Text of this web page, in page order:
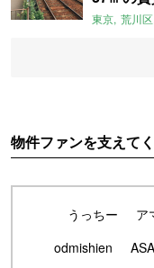
東京 荒川区
物件ファンを支えて
うっちー ア
odmishien
ASA